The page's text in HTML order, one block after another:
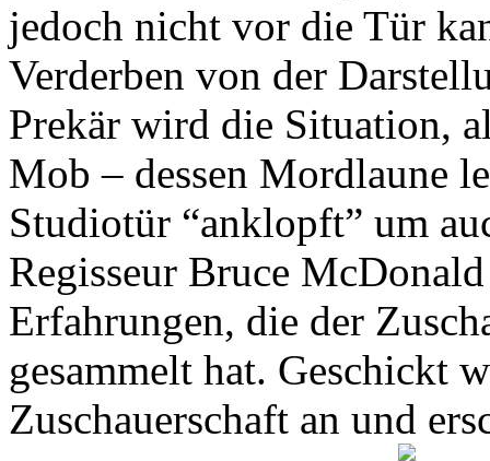
jedoch nicht vor die Tür
Verderben von der
Prekär wird die Situation,
Mob – dessen Mordlaune
Studiotür “anklopft” um
Regisseur Bruce
Erfahrungen, die der
gesammelt hat. Geschickt
Zuschauerschaft an und